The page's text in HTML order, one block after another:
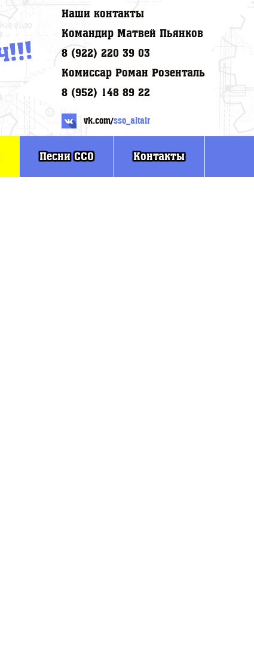
Наши контакты
Командир Матвей Пьянков
8 (922) 220 39 03
Комиссар Роман Розенталь
8 (952) 148 89 22
vk.com/sso_altair
Песни ССО Контакты